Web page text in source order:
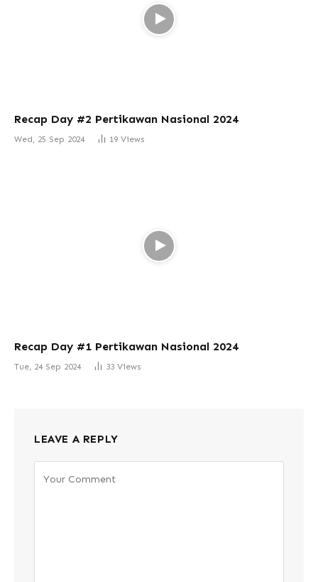
Recap Day #2 Pertikawan Nasional 2024
Wed, 25 Sep 2024 19 Views
Recap Day #1 Pertikawan Nasional 2024
Tue, 24 Sep 2024 33 Views
LEAVE A REPLY